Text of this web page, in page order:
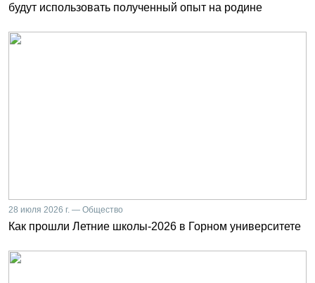
будут использовать полученный опыт на родине
28 июля 2026 г. — Общество
Как прошли Летние школы-2026 в Горном университете